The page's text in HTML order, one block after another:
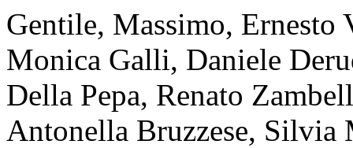
Gentile, Massimo, Ernesto
Monica Galli, Daniele
Della Pepa, Renato
Antonella Bruzzese, Silvia